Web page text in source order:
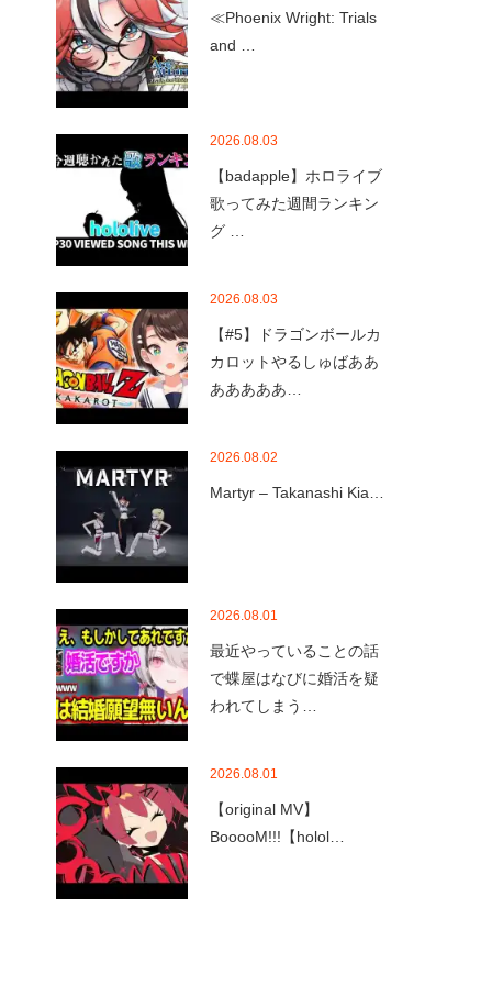
≪Phoenix Wright: Trials
and …
2026.08.03
【badapple】ホロライブ
歌ってみた週間ランキン
グ …
2026.08.03
【#5】ドラゴンボールカ
カロットやるしゅばああ
あああああ…
2026.08.02
Martyr – Takanashi Kia…
2026.08.01
最近やっていることの話
で蝶屋はなびに婚活を疑
われてしまう…
2026.08.01
【original MV】
BooooM!!!【holol…